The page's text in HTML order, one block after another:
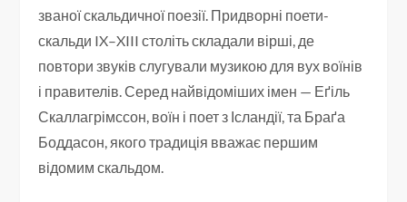
званої скальдичної поезії. Придворні поети-
скальди IX–XIII століть складали вірші, де
повтори звуків слугували музикою для вух воїнів
і правителів. Серед найвідоміших імен — Еґіль
Скаллагрімссон, воїн і поет з Ісландії, та Браґа
Боддасон, якого традиція вважає першим
відомим скальдом.